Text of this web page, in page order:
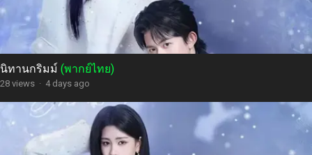
นิทานกริมม์ (พากย์ไทย)
28 views · 4 days ago